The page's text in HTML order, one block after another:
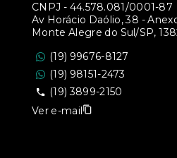
CNPJ - 44.578.081/0001-87
Av Horácio Daólio, 38 -
Monte Alegre do Sul/SP,
(19) 99676-8127
(19) 98151-2473
(19) 3899-2150
Ver e-mail